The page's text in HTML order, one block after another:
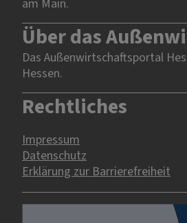
am Main.
Über das
Das Außenwirtschaftsportal
Hessen.
Rechtliches
Impressum
Datenschutz
Erklärung zur Barrierefreiheit